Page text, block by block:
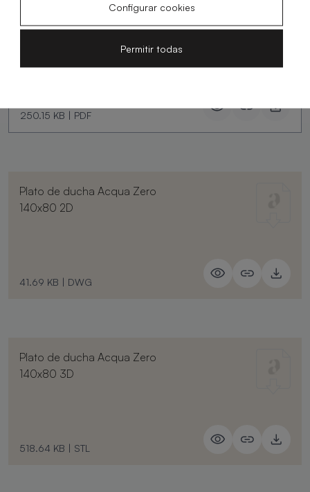
Planos técnicos Acqua Zero
250.15 KB | PDF
Plato de ducha Acqua Zero
140x80 2D
41.69 KB | DWG
Plato de ducha Acqua Zero
140x80 3D
518.64 KB | STL
Configurar cookies
Permitir todas